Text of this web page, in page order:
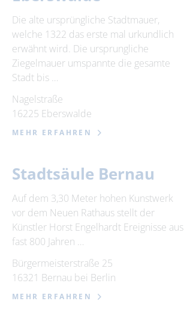
Die alte ursprüngliche Stadtmauer,
welche 1322 das erste mal urkundlich
erwähnt wird. Die ursprungliche
Ziegelmauer umspannte die gesamte
Stadt bis …
Nagelstraße
16225 Eberswalde
MEHR ERFAHREN
Stadtsäule Bernau
Auf dem 3,30 Meter hohen Kunstwerk
vor dem Neuen Rathaus stellt der
Künstler Horst Engelhardt Ereignisse aus
fast 800 Jahren …
Bürgermeisterstraße 25
16321 Bernau bei Berlin
MEHR ERFAHREN